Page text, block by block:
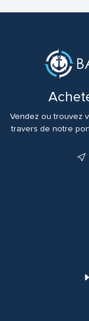
Vendez ou trouvez
travers de notre